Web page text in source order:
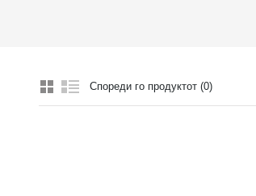
Спореди го продуктот (0)